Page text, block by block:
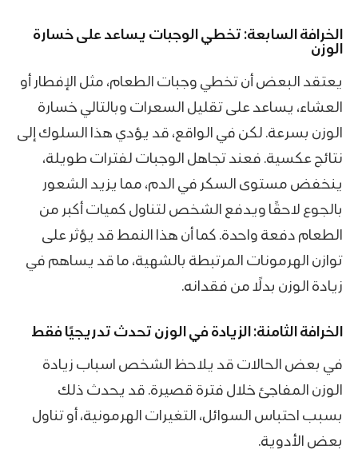
الخرافة السابعة: تخطي الوجبات يساعد على خسارة
الوزن
يعتقد البعض أن تخطي وجبات الطعام، مثل الإفطار أو
العشاء، يساعد على تقليل السعرات وبالتالي خسارة
الوزن بسرعة. لكن في الواقع، قد يؤدي هذا السلوك إلى
نتائج عكسية. فعند تجاهل الوجبات لفترات طويلة،
ينخفض مستوى السكر في الدم، مما يزيد الشعور
بالجوع لاحقًا ويدفع الشخص لتناول كميات أكبر من
الطعام دفعة واحدة. كما أن هذا النمط قد يؤثر على
توازن الهرمونات المرتبطة بالشهية، ما قد يساهم في
زيادة الوزن بدلًا من فقدانه.
الخرافة الثامنة: الزيادة في الوزن تحدث تدريجيًا فقط
في بعض الحالات قد يلاحظ الشخص اسباب زيادة
الوزن المفاجئ خلال فترة قصيرة. قد يحدث ذلك
بسبب احتباس السوائل، التغيرات الهرمونية، أو تناول
بعض الأدوية.